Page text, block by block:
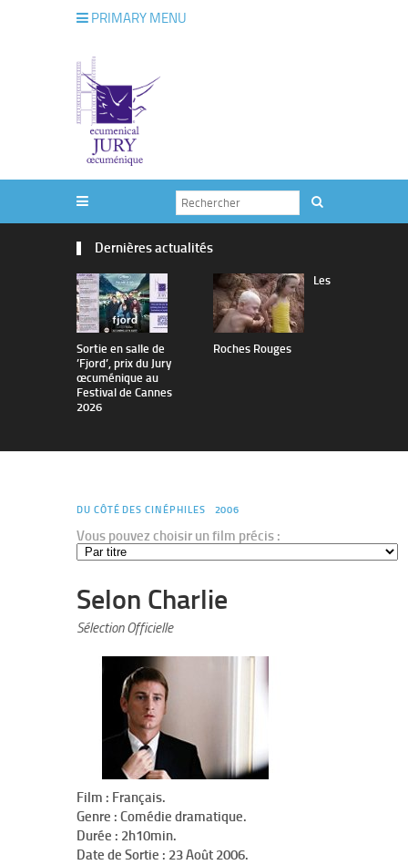
PRIMARY MENU
Dernières actualités
Sortie en salle de
’Fjord’, prix du Jury
œcuménique au
Festival de Cannes
2026
Les
Roches Rouges
DU CÔTÉ DES CINÉPHILES 2006
Vous pouvez choisir un film précis :
Selon Charlie
Sélection Officielle
Film : Français.
Genre : Comédie dramatique.
Durée : 2h10min.
Date de Sortie : 23 Août 2006.